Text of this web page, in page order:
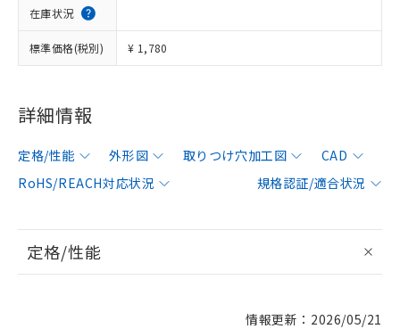
在庫状況
標準価格(税別) ¥ 1,780
詳細情報
定格/性能 外形図 取りつけ穴加工図
CAD
RoHS/REACH対応状況
規格認証/適合状況
定格/性能
情報更新：2026/05/21